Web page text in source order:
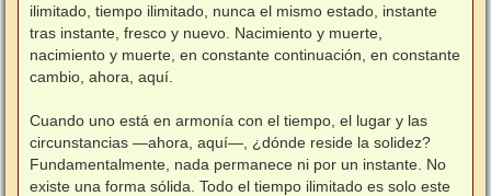
ilimitado, tiempo ilimitado, nunca el mismo estado, instante
tras instante, fresco y nuevo. Nacimiento y muerte,
nacimiento y muerte, en constante continuación, en constante
cambio, ahora, aquí.
Cuando uno está en armonía con el tiempo, el lugar y las
circunstancias —ahora, aquí—, ¿dónde reside la solidez?
Fundamentalmente, nada permanece ni por un instante. No
existe una forma sólida. Todo el tiempo ilimitado es solo este